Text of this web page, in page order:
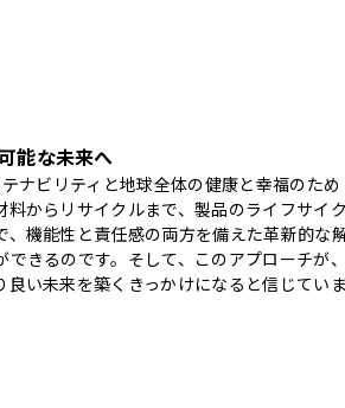
能な未来へ
ナビリティと地球全体の健康と幸福のため
料からリサイクルまで、製品のライフサイ
、機能性と責任感の両方を備えた革新的な
できるのです。そして、このアプローチが
良い未来を築くきっかけになると信じてい